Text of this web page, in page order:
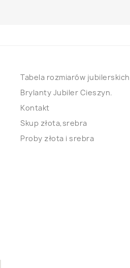
Tabela rozmiarów jubilerskich
Brylanty Jubiler Cieszyn.
Kontakt
Skup złota,srebra
Proby złota i srebra